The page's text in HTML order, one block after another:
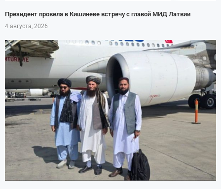
Президент провела в Кишиневе встречу с главой МИД Латвии
4 августа, 2026